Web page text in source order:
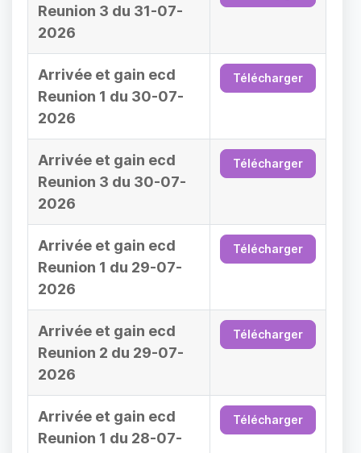
Reunion 3 du 31-07-
2026
Arrivée et gain ecd
Reunion 1 du 30-07-
2026
Télécharger
Arrivée et gain ecd
Reunion 3 du 30-07-
2026
Télécharger
Arrivée et gain ecd
Reunion 1 du 29-07-
2026
Télécharger
Arrivée et gain ecd
Reunion 2 du 29-07-
2026
Télécharger
Arrivée et gain ecd
Reunion 1 du 28-07-
Télécharger